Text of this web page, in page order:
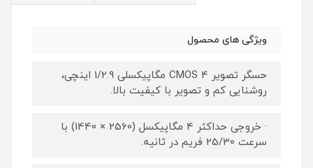
ویژگی های محصول
حسگر تصویر CMOS 4 مگاپیکسلی 1/2.9 اینچی،
روشنایی کم و تصویر با کیفیت بالا.
· خروجی حداکثر 4 مگاپیکسل (2560 × 1440) با
سرعت 25/30 فریم در ثانیه.